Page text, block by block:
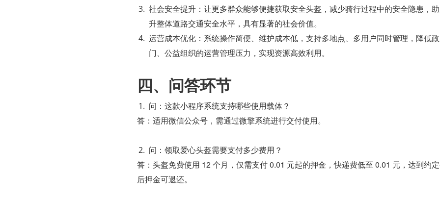
社会安全提升：让更多群众能够便捷获取安全头盔，减少骑行过程中的安全隐患，
升整体道路交通安全水平，具有显著的社会价值。
运营成本优化：系统操作简便、维护成本低，支持多地点、多用户同时管理，降低
门、公益组织的运营管理压力，实现资源高效利用。
四、问答环节
问：这款小程序系统支持哪些使用载体？
答：适用微信公众号，需通过微擎系统进行交付使用。
问：领取爱心头盔需要支付多少费用？
答：头盔免费使用 12 个月，仅需支付 0.01 元起的押金，快递费低至 0.01 元，达到约
后押金可退还。